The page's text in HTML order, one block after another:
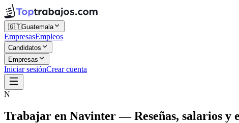
🇬🇹Guatemala
EmpresasEmpleos
Candidatos
Empresas
Iniciar sesiónCrear cuenta
N
Trabajar en Navinter— Reseñas, salarios y